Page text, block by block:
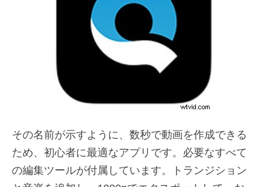
その名前が示すように、数秒で動画を作成できる
ため、初心者に最適なアプリです。必要なすべて
の編集ツールが付属しています。トランジション